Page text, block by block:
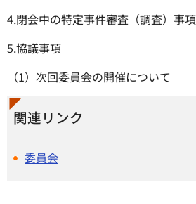
4.閉会中の特定事件審査（調査）事
5.協議事項
（1）次回委員会の開催について
関連リンク
委員会